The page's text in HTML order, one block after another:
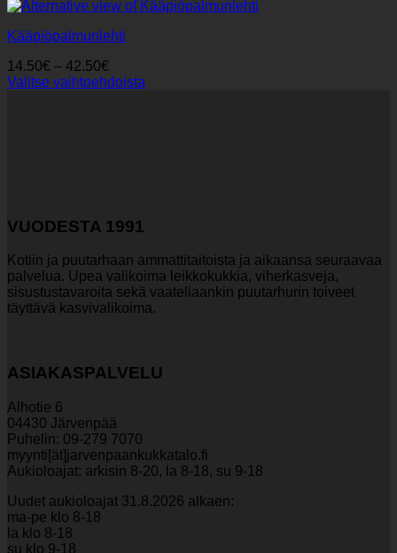
Kääpiöpalmunlehti
14.50€ – 42.50€
14.50€
Valitse vaihtoehdoista
tuotteen
VUODESTA 1991
Kotiin ja puutarhaan ammattitaitoista ja aikaansa seuraavaa
palvelua. Upea valikoima leikkokukkia, viherkasveja,
sisustustavaroita sekä vaateliaankin puutarhurin toiveet
täyttävä kasvivalikoima.
ASIAKASPALVELU
Alhotie 6
04430 Järvenpää
Puhelin: 09-279 7070
myynti[ät]jarvenpaankukkatalo.fi
Aukioloajat: arkisin 8-20, la 8-18, su 9-18
Uudet aukioloajat 31.8.2026 alkaen:
ma-pe klo 8-18
la klo 8-18
su klo 9-18